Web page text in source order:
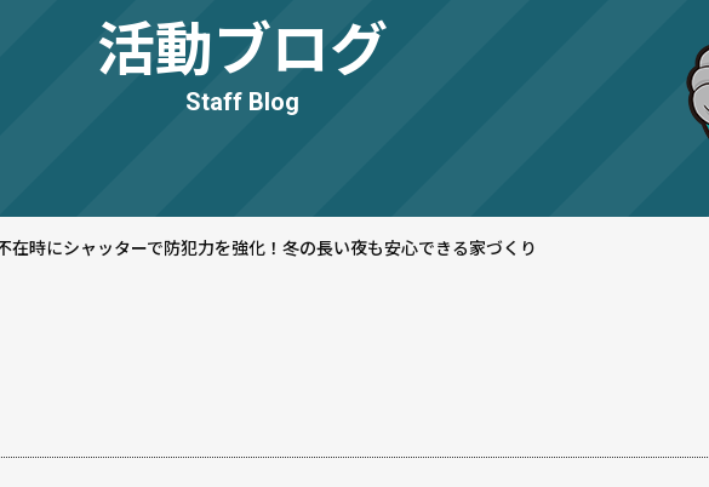
活動ブログ
Staff Blog
在時にシャッターで防犯力を強化！冬の長い夜も安心できる家づくり